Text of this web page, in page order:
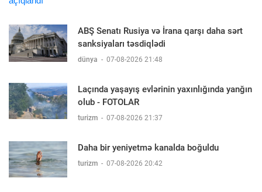
ABŞ Senatı Rusiya və İrana qarşı daha sərt
sanksiyaları təsdiqlədi
dünya - 07-08-2026 21:48
Laçında yaşayış evlərinin yaxınlığında yanğın
olub - FOTOLAR
turizm - 07-08-2026 21:37
Daha bir yeniyetmə kanalda boğuldu
turizm - 07-08-2026 20:42